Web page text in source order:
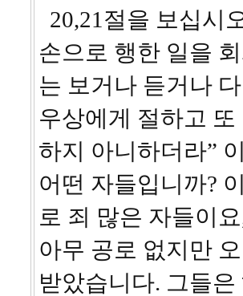
20,21절을 보십시
손으로 행한 일을
는 보거나 듣거나
우상에게 절하고
하지 아니하더라”
어떤 자들입니까?
로 죄 많은 자들이
아무 공로 없지만
받았습니다. 그들